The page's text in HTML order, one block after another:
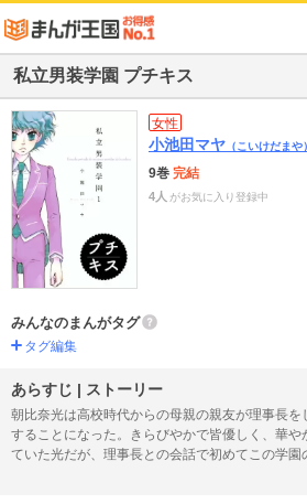
私立男装学園 プチキス
女性
小池田マヤ （こいけだまや）
9巻 完結
4人 がお気に入り登録中
みんなのまんがタグ
タグ編集
あらすじ | ストーリー
朝比奈光は高校時代からの母親の親友が理事長を
することになった。きらびやかで皆優しく、華
ていた光だが、理事長との会話で初めてこの学
生徒も男装しているけれど実は全員女性という